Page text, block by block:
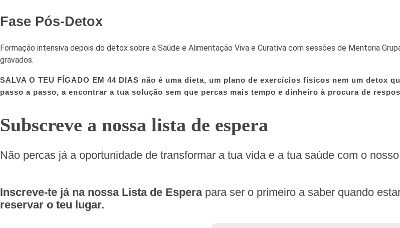
Fase Pós-Detox
Formação intensiva depois do detox sobre a Saúde e Alimentação Viva e Curativa com sessões de Mentoria
gravados.
SALVA O TEU FÍGADO EM 44 DIAS não é uma dieta, um plano de exercícios físicos nem um detox
passo a passo, a encontrar a tua solução sem que percas mais tempo e dinheiro à procura de
Subscreve a nossa lista de espera
Não percas já a oportunidade de transformar a tua vida e a tua saúde com o
Inscreve-te já na nossa Lista de Espera para ser o primeiro a saber quando
reservar o teu lugar.